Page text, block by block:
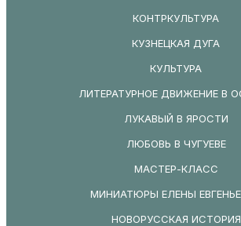
КОНТРКУЛЬТУРА
КУЗНЕЦКАЯ ДУГА
КУЛЬТУРА
ЛИТЕРАТУРНОЕ ДВИЖЕНИЕ В
ЛУКАВЫЙ В ЯРОСТИ
ЛЮБОВЬ В ЧУГУЕВЕ
МАСТЕР-КЛАСС
МИНИАТЮРЫ ЕЛЕНЫ
НОВОРУССКАЯ ИСТОРИЯ